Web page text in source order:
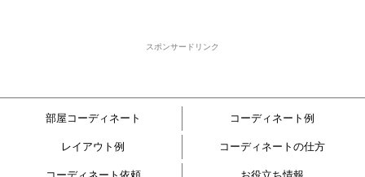
スポンサードリンク
部屋コーディネート コーディネート例
レイアウト例 コーディネートの仕方